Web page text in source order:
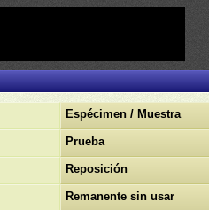
Espécimen / Muestra
Prueba
Reposición
Remanente sin usar